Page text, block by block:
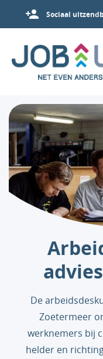
Sociaal
De
Zoetermeer
werknemers bij
helder en